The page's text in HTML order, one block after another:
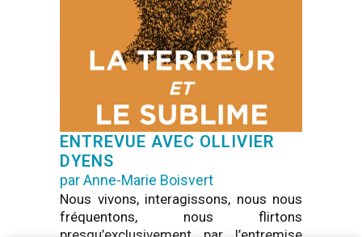
ENTREVUE AVEC OLLIVIER
DYENS
par Anne-Marie Boisvert
Nous vivons, interagissons, nous nous
fréquentons, nous flirtons